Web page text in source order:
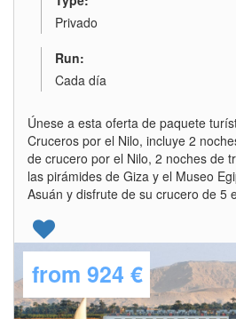
Privado
Run:
Cada día
Únese a esta oferta de paquete
Cruceros por el Nilo, incluye 2
de crucero por el Nilo, 2 noches de
las pirámides de Giza y el Museo
Asuán y disfrute de su crucero de 5
from 924 €